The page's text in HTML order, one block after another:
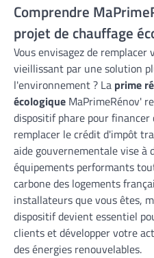
Comprendre
projet de chauffage
Vous envisagez de
vieillissant par une solution
l'environnement ? La prime
écologique MaPrimeRénov'
dispositif phare pour financer
remplacer le crédit d'impôt
aide gouvernementale vise à
équipements performants
carbone des logements
installateurs que vous êtes,
dispositif devient essentiel
clients et développer votre
des énergies renouvelables.